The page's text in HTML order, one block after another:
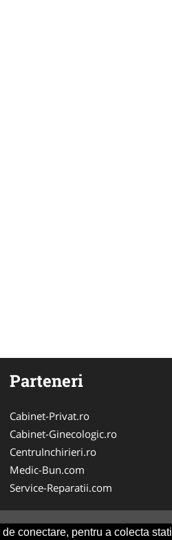
conectare, pentru a colecta
Parteneri
Cabinet-Privat.ro
Cabinet-Ginecologic.ro
CentruInchirieri.ro
Medic-Bun.com
Service-Reparatii.com
Tokaido Consult-ANPC SOL